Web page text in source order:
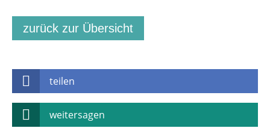
zurück zur Übersicht
teilen
weitersagen